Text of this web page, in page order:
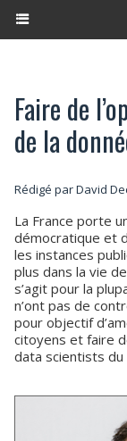
Faire de
de la
Rédigé par David
La France porte
démocratique et
les instances
plus dans la vie
s’agit pour la
n’ont pas de
pour objectif
citoyens et faire
data scientists du